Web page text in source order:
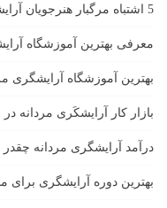
5 اشتباه مرگبار هنرجویان آرایشگری مردانه در کرج
معرفی بهترین آموزشگاه
بهترین آموزشگاه آرایشگری
بازار كار آرايشكَرى مردانه در
درآمد آرایشگری مردانه
بهترین دوره آرایشگری برای